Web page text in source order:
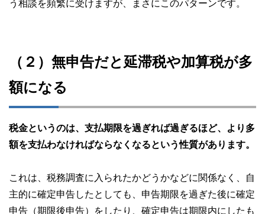
う相談を頻繁に受けますが、まさにこのパターンです。
（２）無申告だと延滞税や加算税が多
額になる
税金というのは、支払期限を過ぎれば過ぎるほど、より多
額を支払わなければならなくなるという性質があります。
これは、税務調査に入られたかどうかなどに関係なく、自
主的に確定申告したとしても、申告期限を過ぎた後に確定
申告（期限後申告）をしたり、確定申告は期限内にしたも